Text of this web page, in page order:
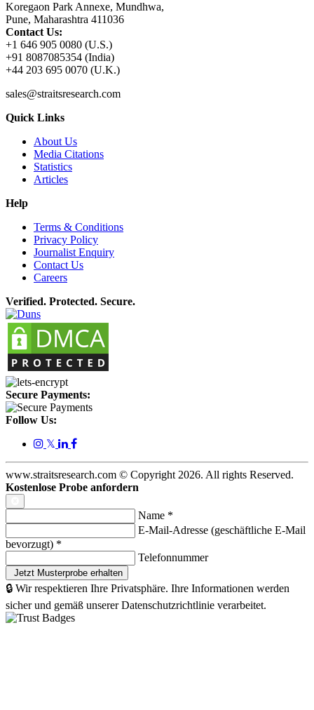
Koregaon Park Annexe, Mundhwa,
Pune, Maharashtra 411036
Contact Us:
+1 646 905 0080 (U.S.)
+91 8087085354 (India)
+44 203 695 0070 (U.K.)
sales@straitsresearch.com
Quick Links
About Us
Media Citations
Statistics
Articles
Help
Terms & Conditions
Privacy Policy
Journalist Enquiry
Contact Us
Careers
Verified. Protected. Secure.
Secure Payments:
Follow Us:
𝕏
www.straitsresearch.com © Copyright 2026. All rights Reserved.
Kostenlose Probe anfordern
Name *
E-Mail-Adresse (geschäftliche E-Mail
bevorzugt) *
Telefonnummer
🔒 Wir respektieren Ihre Privatsphäre. Ihre Informationen werden
sicher und gemäß unserer Datenschutzrichtlinie verarbeitet.